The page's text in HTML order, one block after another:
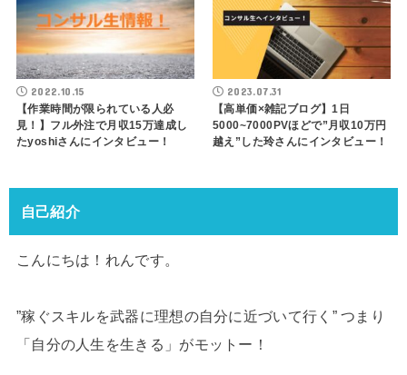
2022.10.15
【作業時間が限られている人必
見！】フル外注で月収15万達成し
たyoshiさんにインタビュー！
2023.07.31
【高単価×雑記ブログ】1日
5000~7000PVほどで”月収10万円
越え”した玲さんにインタビュー！
自己紹介
こんにちは！れんです。
”稼ぐスキルを武器に理想の自分に近づいて行く” つまり
「自分の人生を生きる」がモットー！